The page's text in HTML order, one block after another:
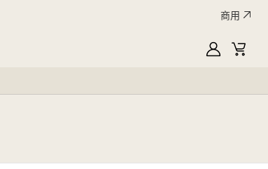
商用
MyLG購物